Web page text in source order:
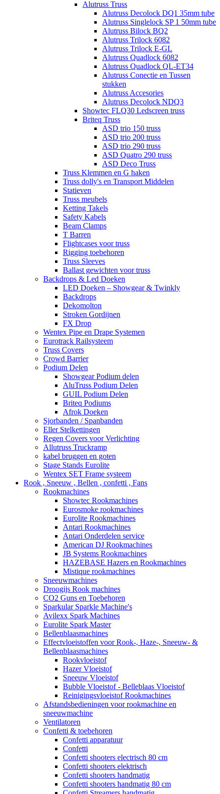
Alutruss Truss
Alutruss Decolock DQ1 35mm tube
Alutruss Singlelock SP 1 50mm tube
Alutruss Bilock BQ2
Alutruss Trilock 6082
Alutruss Trilock E-GL
Alutruss Quadlock 6082
Alutruss Quadlock QL-ET34
Alutruss Conectie en Tussen
stukken
Alutruss Accesories
Alutruss Decolock NDQ3
Showtec FLQ30 Ledscreen truss
Briteq Truss
ASD trio 150 truss
ASD trio 200 truss
ASD trio 290 truss
ASD Quatro 290 truss
ASD Deco Truss
Truss Klemmen en G haken
Truss dolly's en Transport Middelen
Statieven
Truss meubels
Ketting Takels
Safety Kabels
Beam Clamps
T Barren
Flightcases voor truss
Rigging toebehoren
Truss Sleeves
Ballast gewichten voor truss
Backdrops & Led Doeken
LED Doeken – Showgear & Twinkly
Backdrops
Dekomolton
Stroken Gordijnen
FX Drop
Wentex Pipe en Drape Systemen
Eurotrack Railsysteem
Truss Covers
Crowd Barrier
Podium Delen
Showgear Podium delen
AluTruss Podium Delen
GUIL Podium Delen
Briteq Podiums
Afrok Doeken
Sjorbanden / Spanbanden
Eller Stelkettingen
Regen Covers voor Verlichting
Allutruss Truckramp
kabel bruggen en goten
Stage Stands Eurolite
Wentex SET Frame systeem
Rook , Sneeuw , Bellen , confetti , Fans
Rookmachines
Showtec Rookmachines
Eurosmoke rookmachines
Eurolite Rookmachines
Antari Rookmachines
Antari Onderdelen service
American DJ Rookmachines
JB Systems Rookmachines
HAZEBASE Hazers en Rookmachines
Mistique rookmachines
Sneeuwmachines
Droogijs Rook machines
CO2 Guns en Toebehoren
Sparkular Sparkle Machine's
Avilexx Spark Machines
Eurolite Spark Master
Bellenblaasmachines
Effectvloeistoffen voor Rook-, Haze-, Sneeuw- &
Bellenblaasmachines
Rookvloeistof
Hazer Vloeistof
Sneeuw Vloeistof
Bubble Vloeistof - Belleblaas Vloeistof
Reinigingsvloeistof Rookmachines
Afstandsbedieningen voor rookmachine en
sneeuwmachine
Ventilatoren
Confetti & toebehoren
Confetti apparatuur
Confetti
Confetti shooters electrisch 80 cm
Confetti shooters elektrisch
Confetti shooters handmatig
Confetti shooters handmatig 80 cm